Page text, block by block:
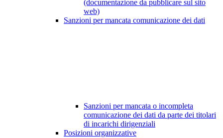
(documentazione da pubblicare sul sito
web)
Sanzioni per mancata comunicazione dei dati
Sanzioni per mancata o incompleta
comunicazione dei dati da parte dei titolari
di incarichi dirigenziali
Posizioni organizzative